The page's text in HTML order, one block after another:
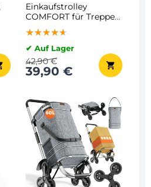
Einkaufstrolley
COMFORT für Treppen,
50 l, schwarz
★★★★★
★★★★★
★★★★★
✔ Auf Lager
39,90 €
42,90 €